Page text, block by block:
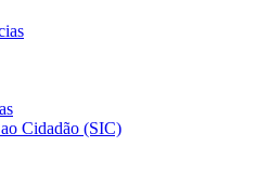
Cidadão (SIC)